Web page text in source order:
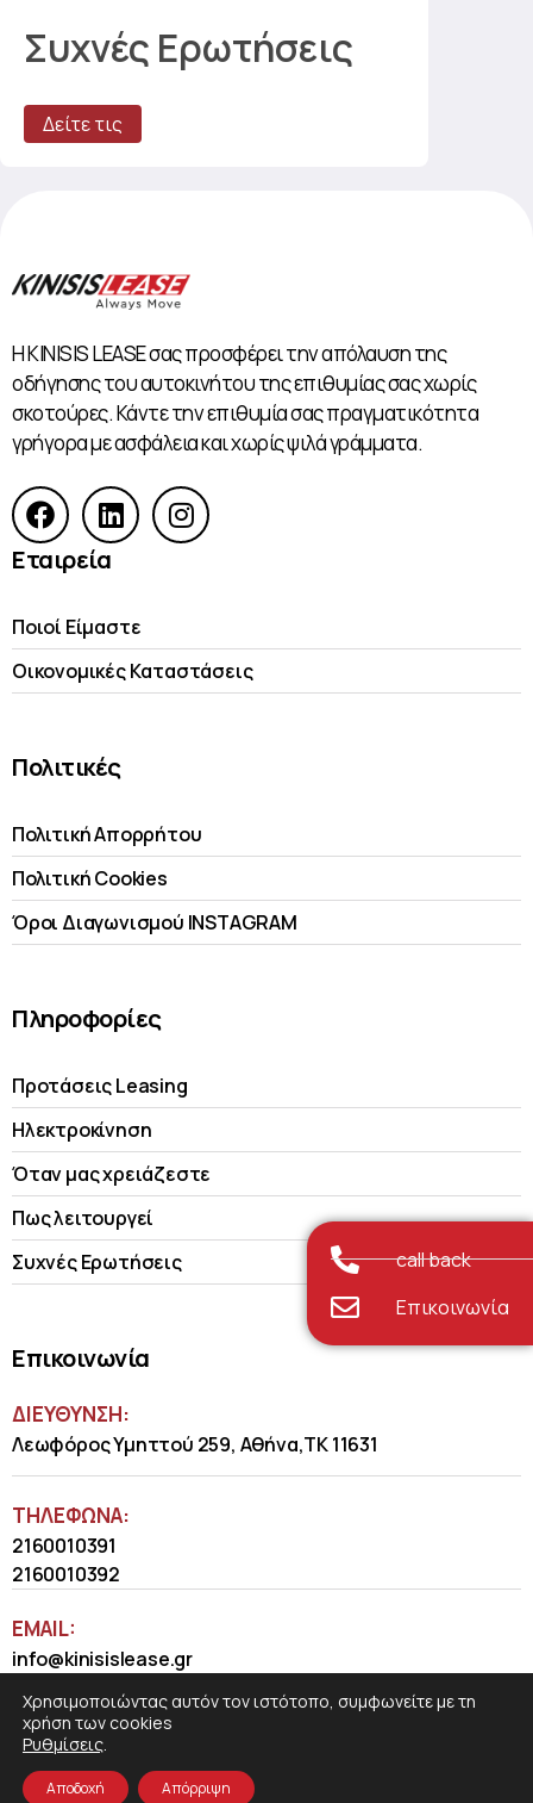
Συχνές Ερωτήσεις
Δείτε τις
Η KINISIS LEASE σας προσφέρει την απόλαυση της
οδήγησης του αυτοκινήτου της επιθυμίας σας χωρίς
σκοτούρες. Κάντε την επιθυμία σας πραγματικότητα
γρήγορα με ασφάλεια και χωρίς ψιλά γράμματα.
Εταιρεία
Ποιοί Είμαστε
Οικονομικές Kαταστάσεις
Πολιτικές
Πολιτική Απορρήτου
Πολιτική Cookies
Όροι Διαγωνισμού INSTAGRAM
Πληροφορίες
Προτάσεις Leasing
Ηλεκτροκίνηση
Όταν μας χρειάζεστε
Πως λειτουργεί
Συχνές Ερωτήσεις
Επικοινωνία
ΔΙΕΥΘΥΝΣΗ:
Λεωφόρος Υμηττού 259, Αθήνα,ΤΚ 11631
ΤΗΛΈΦΩΝΑ:
2160010391
2160010392
EMAIL:
info@kinisislease.gr
call back
Επικοινωνία
Χρησιμοποιώντας αυτόν τον ιστότοπο, συμφωνείτε με τη
χρήση των cookies
Ρυθμίσεις.
Αποδοχή Απόρριψη